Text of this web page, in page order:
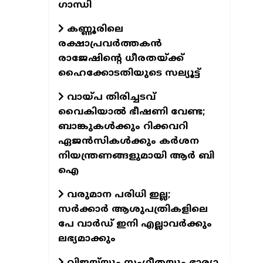
ഗാന്ധി
കണ്ണൂരിലെ
രക്ഷാപ്രവര്‍ത്തകന്‍
രാജേഷിന്റെ ധീരതയ്ക്ക്
ഹൈക്കോടതിയുടെ സല്യൂട്ട്
വായ്പ തിരിച്ചടവ്
വൈകിയാൽ ഭീഷണി വേണ്ട;
ബാങ്കുകൾക്കും റിക്കവറി
ഏജൻസികൾക്കും കർശന
നിയന്ത്രണങ്ങളുമായി ആർ ബി
ഐ
വരുമാന പരിധി ഇല്ല;
സര്‍ക്കാര്‍ ആശുപത്രികളിലെ
പേ വാര്‍ഡ് ഇനി എല്ലാവര്‍ക്കും
ലഭ്യമാക്കും